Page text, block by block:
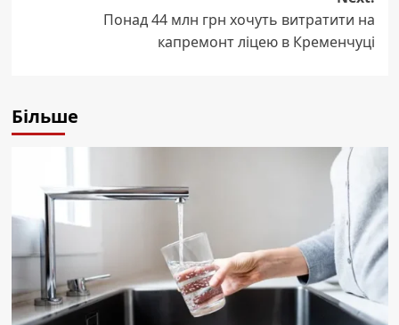
Понад 44 млн грн хочуть витратити на
капремонт ліцею в Кременчуці
Більше